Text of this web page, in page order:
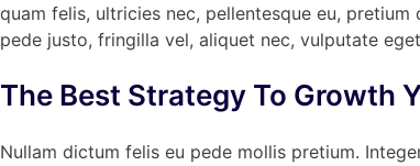
quam felis, ultricies nec, pellentesque eu,
pede justo, fringilla vel, aliquet nec, vulputate
The Best Strategy To Growth
Nullam dictum felis eu pede mollis pretium.